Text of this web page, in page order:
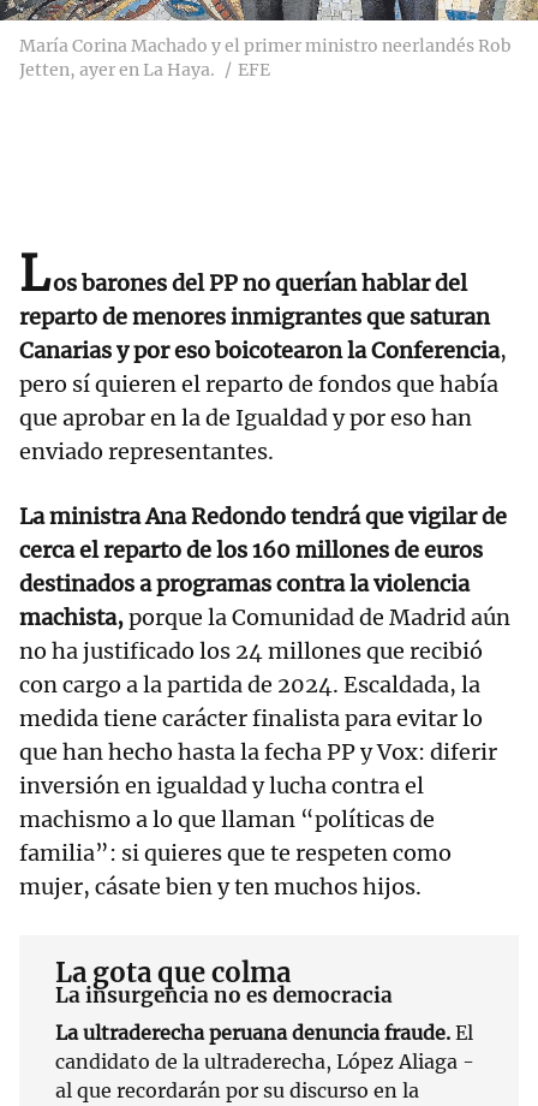
María Corina Machado y el primer ministro neerlandés Rob
Jetten, ayer en La Haya.
EFE
Los barones del PP no querían hablar del
reparto de menores inmigrantes que saturan
Canarias y por eso boicotearon la Conferencia,
pero sí quieren el reparto de fondos que había
que aprobar en la de Igualdad y por eso han
enviado representantes.
La ministra Ana Redondo tendrá que vigilar de
cerca el reparto de los 160 millones de euros
destinados a programas contra la violencia
machista,porque la Comunidad de Madrid aún
no ha justificado los 24 millones que recibió
con cargo a la partida de 2024. Escaldada, la
medida tiene carácter finalista para evitar lo
que han hecho hasta la fecha PP y Vox: diferir
inversión en igualdad y lucha contra el
machismo a lo que llaman “políticas de
familia”: si quieres que te respeten como
mujer, cásate bien y ten muchos hijos.
La gota que colma
La insurgencia no es democracia
La ultraderecha peruana denuncia fraude. El
candidato de la ultraderecha, López Aliaga -
al que recordarán por su discurso en la